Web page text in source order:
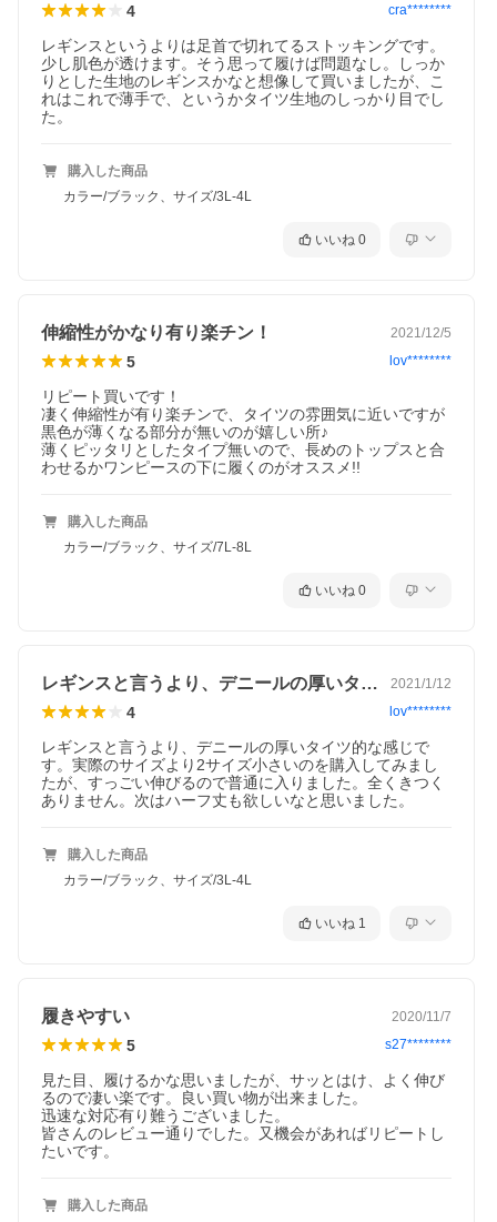
4 cra********
レギンスというよりは足首で切れてるストッキングです。
少し肌色が透けます。そう思って履けば問題なし。しっか
りとした生地のレギンスかなと想像して買いましたが、こ
れはこれで薄手で、というかタイツ生地のしっかり目でし
た。
購入した商品
カラー/ブラック、サイズ/3L-4L
いいね 0
伸縮性がかなり有り楽チン！ 2021/12/5
5 lov********
リピート買いです！
凄く伸縮性が有り楽チンで、タイツの雰囲気に近いですが
黒色が薄くなる部分が無いのが嬉しい所♪
薄くピッタリとしたタイプ無いので、長めのトップスと合
わせるかワンピースの下に履くのがオススメ!!
購入した商品
カラー/ブラック、サイズ/7L-8L
いいね 0
レギンスと言うより、デニールの厚いタイ… 2021/1/12
4 lov********
レギンスと言うより、デニールの厚いタイツ的な感じで
す。実際のサイズより2サイズ小さいのを購入してみまし
たが、すっごい伸びるので普通に入りました。全くきつく
ありません。次はハーフ丈も欲しいなと思いました。
購入した商品
カラー/ブラック、サイズ/3L-4L
いいね 1
履きやすい 2020/11/7
5 s27********
見た目、履けるかな思いましたが、サッとはけ、よく伸び
るので凄い楽です。良い買い物が出来ました。
迅速な対応有り難うございました。
皆さんのレビュー通りでした。又機会があればリピートし
たいです。
購入した商品